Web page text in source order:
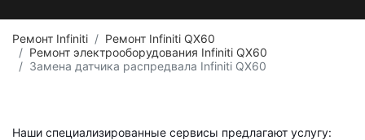
Ремонт Infiniti
Ремонт Infiniti QX60
Ремонт электрооборудования Infiniti QX60
Замена датчика распредвала Infiniti QX60
Наши специализированные сервисы предлагают услугу: